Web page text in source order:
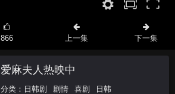
866 上一集 下一集
爱麻夫人热映中
分类： 日韩剧 剧情 喜剧 日韩